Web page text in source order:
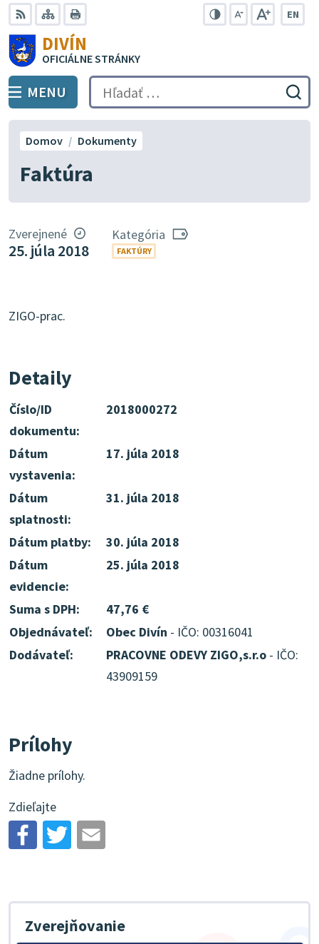
Preskočiť
na
obsah
RSS Mapa
EN
DIVÍN
OFICIÁLNE STRÁNKY
PREPNÚŤ
MENU Hľadať:
Faktúra
Domov Dokumenty
Zverejnené
25. júla 2018
Kategória
FAKTÚRY
ZIGO-prac.
Detaily
Číslo/ID
dokumentu:
2018000272
Dátum
vystavenia:
17. júla 2018
Dátum
splatnosti:
31. júla 2018
Dátum platby:
30. júla 2018
Dátum
evidencie:
25. júla 2018
Suma s DPH:
47,76 €
Objednávateľ:
Obec Divín - IČO: 00316041
Dodávateľ:
PRACOVNE ODEVY ZIGO,s.r.o - IČO:
43909159
Prílohy
Žiadne prílohy.
Zdieľajte
Zverejňovanie